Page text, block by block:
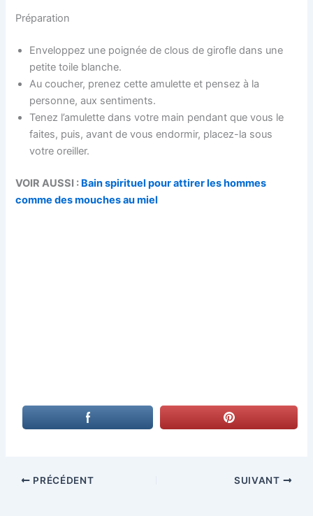
Préparation
Enveloppez une poignée de clous de girofle dans une
petite toile blanche.
Au coucher, prenez cette amulette et pensez à la
personne, aux sentiments.
Tenez l’amulette dans votre main pendant que vous le
faites, puis, avant de vous endormir, placez-la sous
votre oreiller.
VOIR AUSSI : Bain spirituel pour attirer les hommes
comme des mouches au miel
PRÉCÉDENT SUIVANT